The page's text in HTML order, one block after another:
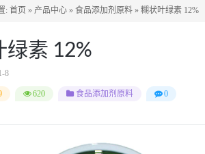
: 首页 » 产品中心 » 食品添加剂原料 » 糊状叶绿素 12%
绿素 12%
8
620 食品添加剂原料 0